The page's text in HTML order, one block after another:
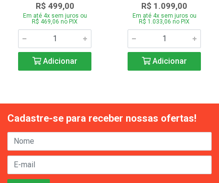
R$ 499,00
Em até 4x sem juros ou
R$ 469,06 no PIX
Adicionar
R$ 1.099,00
Em até 4x sem juros ou
R$ 1.033,06 no PIX
Adicionar
Cadastre-se para receber nossas ofertas!